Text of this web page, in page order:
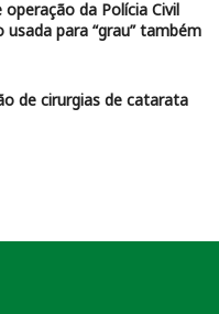
da Polícia Civil
para “grau” também
de cirurgias de catarata